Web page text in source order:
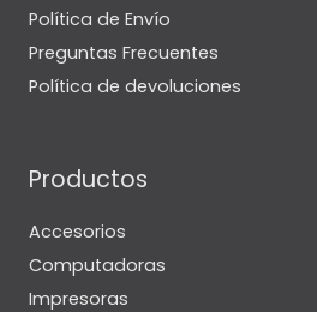
Política de Envío
Preguntas Frecuentes
Política de devoluciones
Productos
Accesorios
Computadoras
Impresoras